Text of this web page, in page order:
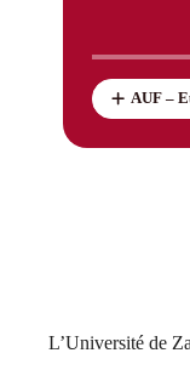
AUF –
L’Université de